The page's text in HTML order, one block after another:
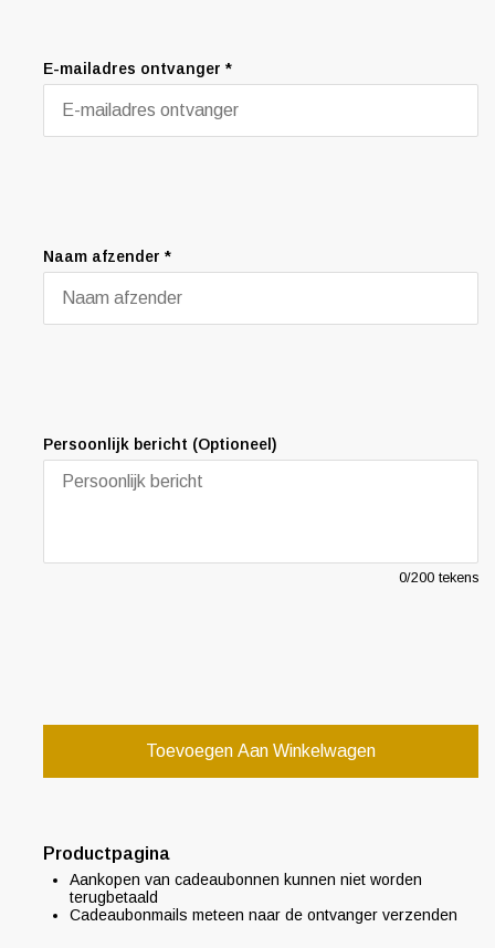
E-mailadres ontvanger *
Naam afzender *
Persoonlijk bericht (Optioneel)
0/200 tekens
Productpagina
Aankopen van cadeaubonnen kunnen niet worden
terugbetaald
Cadeaubonmails meteen naar de ontvanger verzenden